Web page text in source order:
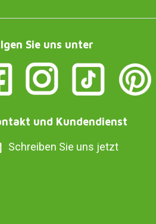
Sie uns unter
und Kundendienst
Schreiben Sie uns jetzt